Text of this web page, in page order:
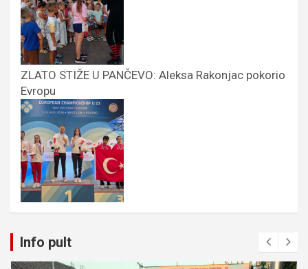
ZLATO STIŽE U PANČEVO: Aleksa Rakonjac pokorio
Evropu
Info pult